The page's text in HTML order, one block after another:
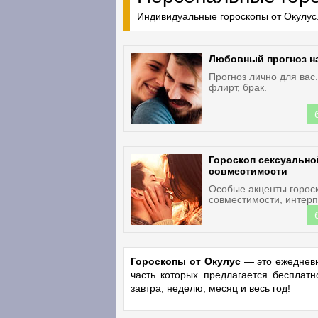
Индивидуальные гороскопы от
Любовный прогноз
Прогноз лично для
флирт, брак.
Гороскоп
совместимости
Особые акценты
совместимости,
Гороскопы от Окулус— это
часть которых предлагается
завтра, неделю, месяц и весь год!